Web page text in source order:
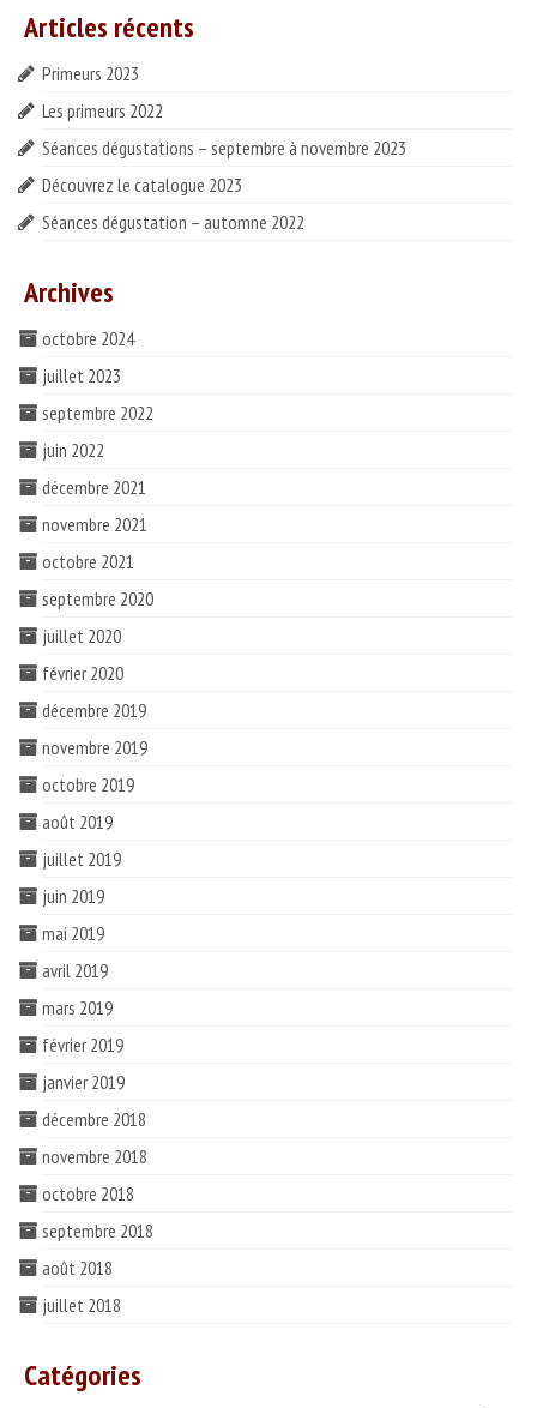
Articles récents
Primeurs 2023
Les primeurs 2022
Séances dégustations – septembre à novembre 2023
Découvrez le catalogue 2023
Séances dégustation – automne 2022
Archives
octobre 2024
juillet 2023
septembre 2022
juin 2022
décembre 2021
novembre 2021
octobre 2021
septembre 2020
juillet 2020
février 2020
décembre 2019
novembre 2019
octobre 2019
août 2019
juillet 2019
juin 2019
mai 2019
avril 2019
mars 2019
février 2019
janvier 2019
décembre 2018
novembre 2018
octobre 2018
septembre 2018
août 2018
juillet 2018
Catégories